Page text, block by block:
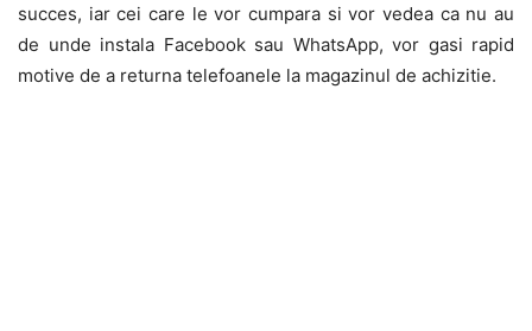
succes, iar cei care le vor cumpara si vor vedea ca nu au
de unde instala Facebook sau WhatsApp, vor gasi rapid
motive de a returna telefoanele la magazinul de achizitie.